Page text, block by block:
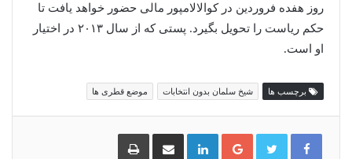
روز هفده فروردین در کوالالامپور مالی حضور خواهد یافت تا
حکم ریاست را تحویل بگیرد. پستی که از سال ۲۰۱۳ در اختیار
او است.
برچسب ها شیخ سلمان بدون انتخابات موضع قطری ها
گوگل
پلاس
لینکدین اشتراک
گذاری
چاپ